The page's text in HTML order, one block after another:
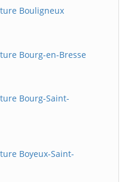
Bouligneux
Bourg-en-Bresse
Bourg-Saint-
Boyeux-Saint-